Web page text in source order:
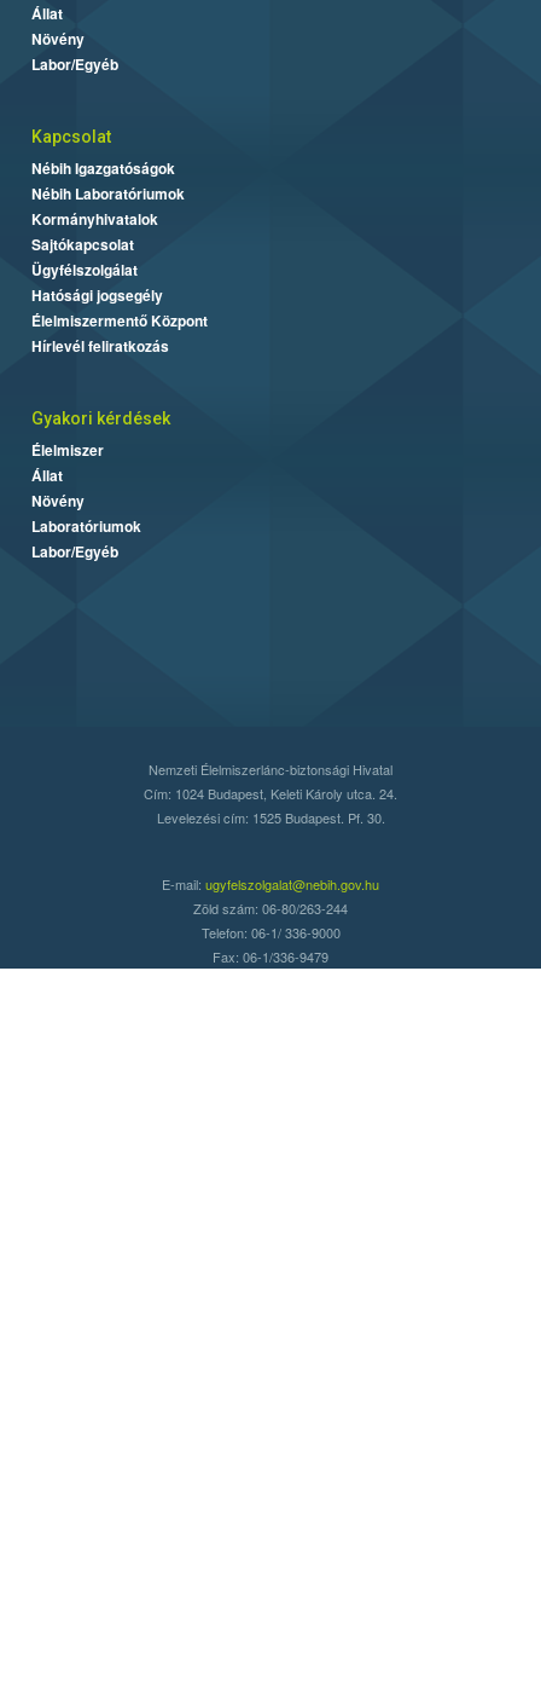
Állat
Növény
Labor/Egyéb
Kapcsolat
Nébih Igazgatóságok
Nébih Laboratóriumok
Kormányhivatalok
Sajtókapcsolat
Ügyfélszolgálat
Hatósági jogsegély
Élelmiszermentő Központ
Hírlevél feliratkozás
Gyakori kérdések
Élelmiszer
Állat
Növény
Laboratóriumok
Labor/Egyéb
Nemzeti Élelmiszerlánc-biztonsági Hivatal
Cím: 1024 Budapest, Keleti Károly utca. 24.
Levelezési cím: 1525 Budapest. Pf. 30.
E-mail: ugyfelszolgalat@nebih.gov.hu
Zöld szám: 06-80/263-244
Telefon: 06-1/ 336-9000
Fax: 06-1/336-9479